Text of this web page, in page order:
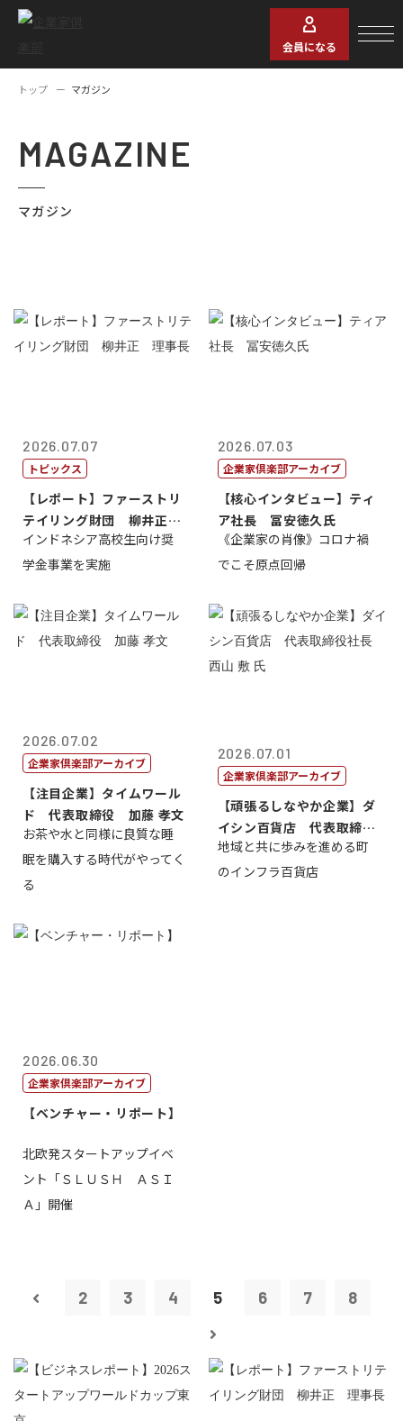
会員になる
トップ マガジン
MAGAZINE
マガジン
2026.07.07
トピックス
【レポート】ファーストリ
テイリング財団 柳井正
理事長
インドネシア高校生向け奨
学金事業を実施
2026.07.03
企業家倶楽部アーカイブ
【核心インタビュー】ティ
ア社長 冨安徳久氏
《企業家の肖像》コロナ禍
でこそ原点回帰
2026.07.02
企業家倶楽部アーカイブ
【注目企業】タイムワール
ド 代表取締役 加藤 孝文
お茶や水と同様に良質な睡
眠を購入する時代がやってく
る
2026.07.01
企業家倶楽部アーカイブ
【頑張るしなやか企業】ダ
イシン百貨店 代表取締役
社長 西山 ...
地域と共に歩みを進める町
のインフラ百貨店
2026.06.30
企業家倶楽部アーカイブ
【ベンチャー・リポート】
北欧発スタートアップイベ
ント「ＳＬＵＳＨ ＡＳＩ
Ａ」開催
2 3 4 5 6 7 8